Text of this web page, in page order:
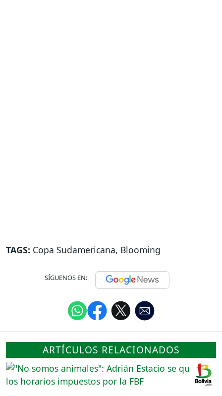
TAGS: Copa Sudamericana, Blooming
SÍGUENOS EN:
ARTÍCULOS RELACIONADOS